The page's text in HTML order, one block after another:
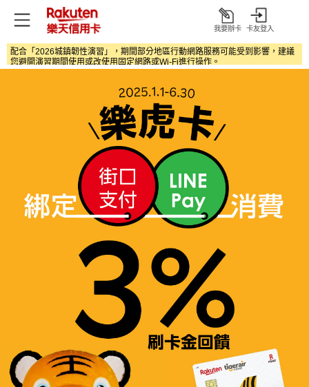
開
我要辦卡 卡友登入
配合「2026城鎮韌性演習」，期間部分地區行動網路服務可能受到影響，建議
您避開演習期間使用或改使用固定網路或Wi‑Fi進行操作。